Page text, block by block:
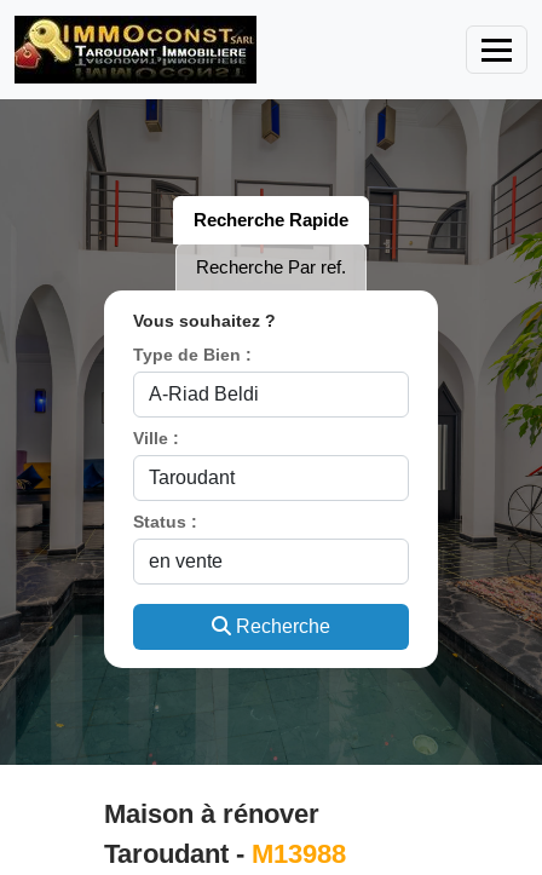
Recherche Rapide
Recherche Par ref.
Vous souhaitez ?
Type de Bien :
Ville :
Status :
Recherche
Maison à rénover
Taroudant - M13988